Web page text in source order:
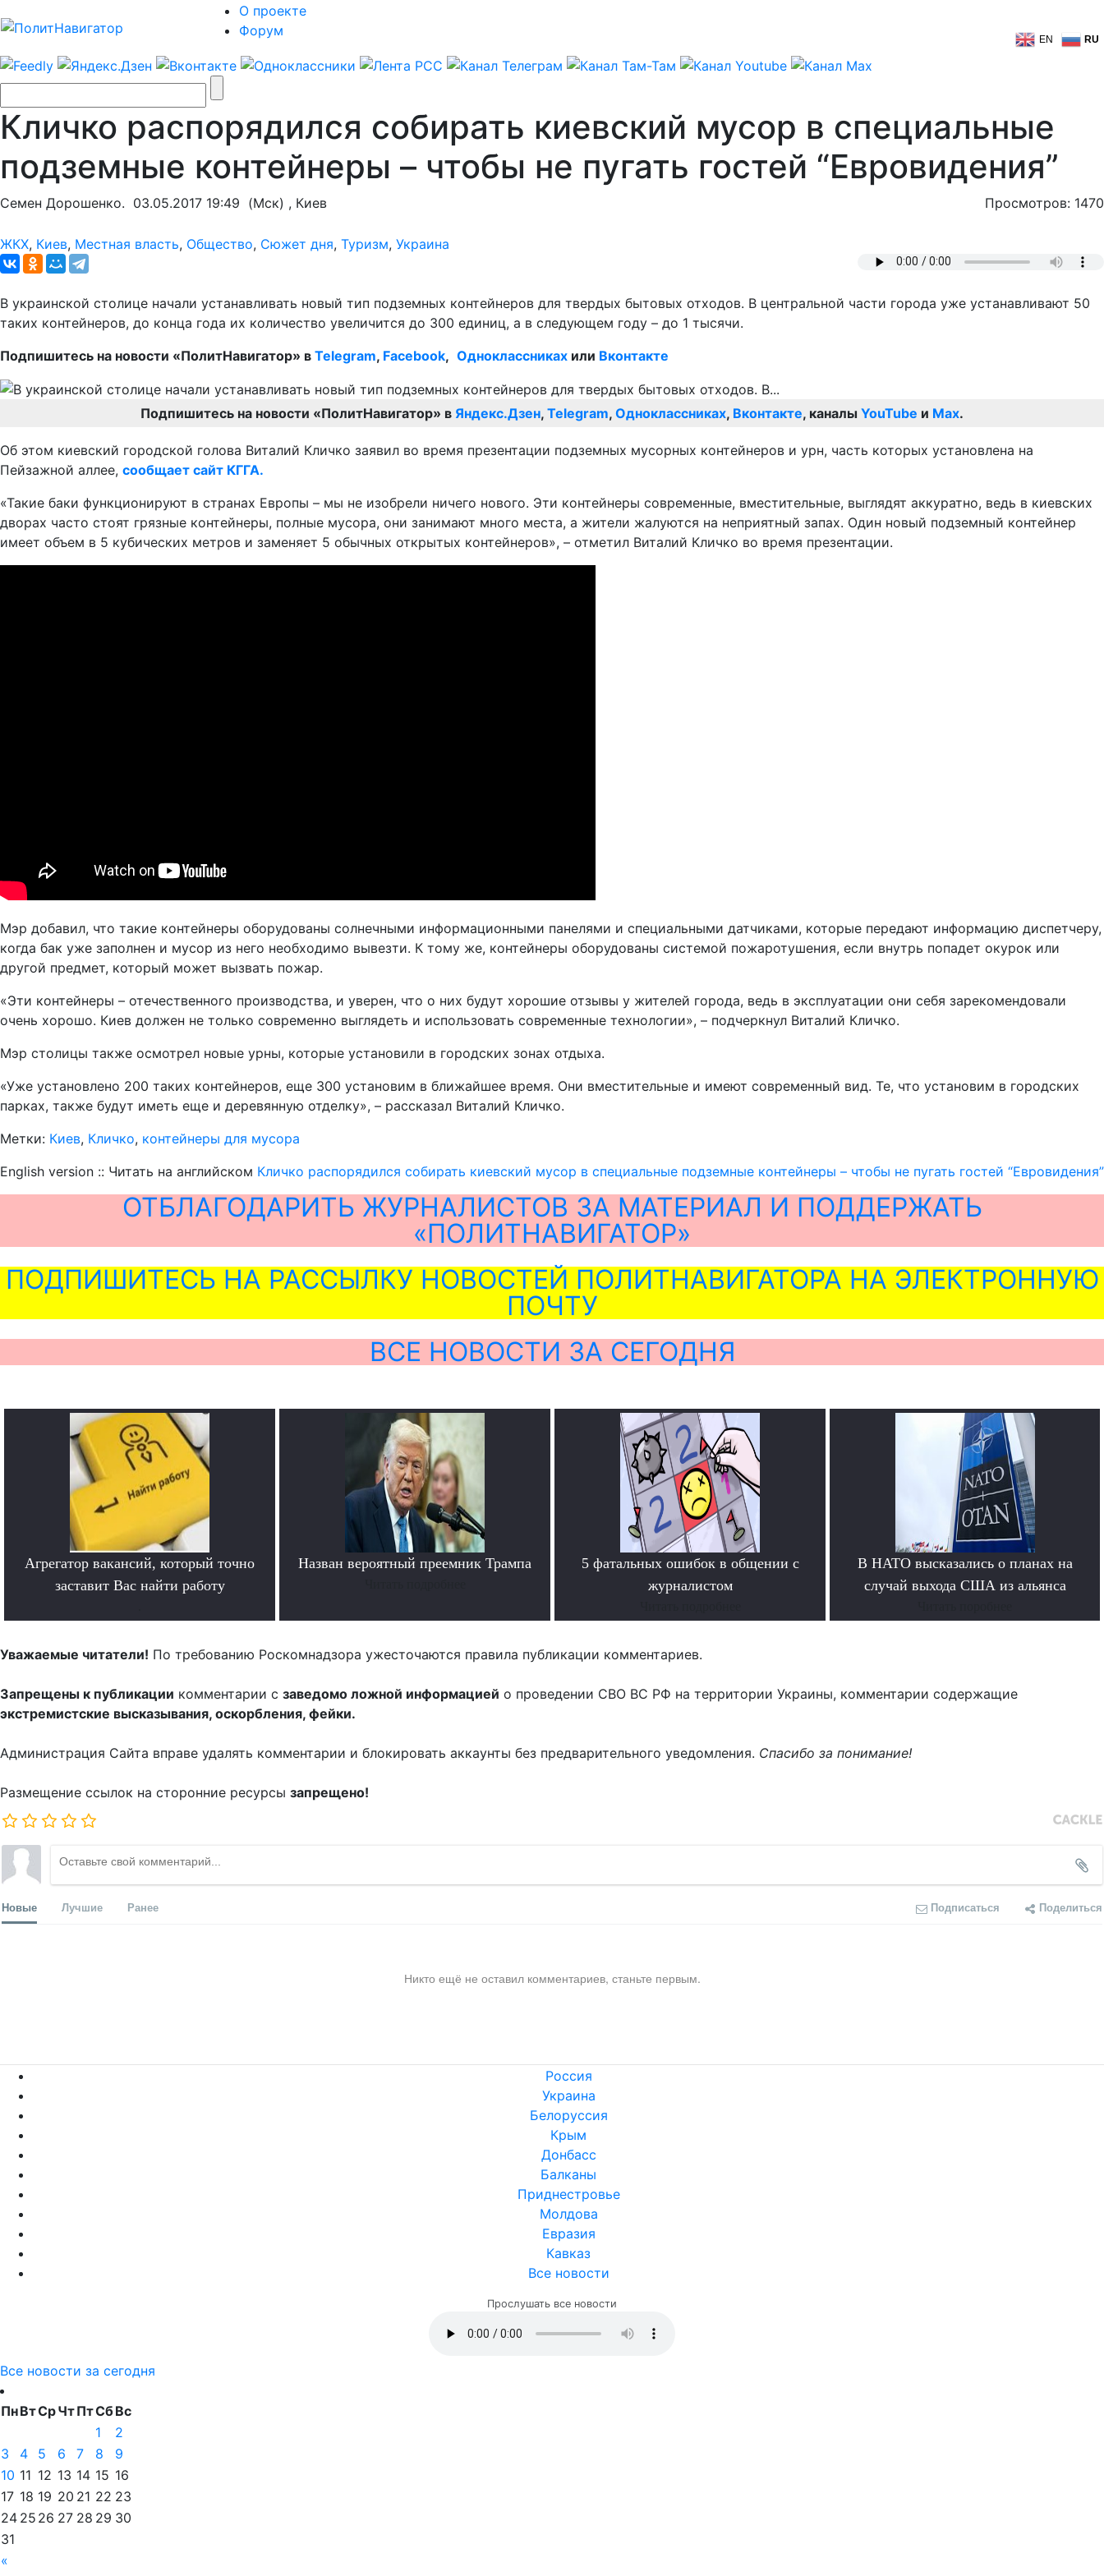
О проекте
Форум
EN RU
Кличко распорядился собирать киевский мусор в специальные
подземные контейнеры – чтобы не пугать гостей “Евровидения”
Семен Дорошенко. 03.05.2017 19:49 (Мск) , Киев Просмотров: 1470
ЖКХ, Киев, Местная власть, Общество, Сюжет дня, Туризм, Украина
В украинской столице начали устанавливать новый тип подземных контейнеров для твердых бытовых отходов. В центральной части города уже устанавливают 50
таких контейнеров, до конца года их количество увеличится до 300 единиц, а в следующем году – до 1 тысячи.
Подпишитесь на новости «ПолитНавигатор» в Telegram, Facebook, Одноклассниках или Вконтакте
Подпишитесь на новости «ПолитНавигатор» в Яндекс.Дзен, Telegram, Одноклассниках, Вконтакте, каналы YouTube и Max.
Об этом киевский городской голова Виталий Кличко заявил во время презентации подземных мусорных контейнеров и урн, часть которых установлена на
Пейзажной аллее, сообщает сайт КГГА.
«Такие баки функционируют в странах Европы – мы не изобрели ничего нового. Эти контейнеры современные, вместительные, выглядят аккуратно, ведь в киевских
дворах часто стоят грязные контейнеры, полные мусора, они занимают много места, а жители жалуются на неприятный запах. Один новый подземный контейнер
имеет объем в 5 кубических метров и заменяет 5 обычных открытых контейнеров», – отметил Виталий Кличко во время презентации.
Мэр добавил, что такие контейнеры оборудованы солнечными информационными панелями и специальными датчиками, которые передают информацию диспетчеру,
когда бак уже заполнен и мусор из него необходимо вывезти. К тому же, контейнеры оборудованы системой пожаротушения, если внутрь попадет окурок или
другой предмет, который может вызвать пожар.
«Эти контейнеры – отечественного производства, и уверен, что о них будут хорошие отзывы у жителей города, ведь в эксплуатации они себя зарекомендовали
очень хорошо. Киев должен не только современно выглядеть и использовать современные технологии», – подчеркнул Виталий Кличко.
Мэр столицы также осмотрел новые урны, которые установили в городских зонах отдыха.
«Уже установлено 200 таких контейнеров, еще 300 установим в ближайшее время. Они вместительные и имеют современный вид. Те, что установим в городских
парках, также будут иметь еще и деревянную отделку», – рассказал Виталий Кличко.
Метки: Киев, Кличко, контейнеры для мусора
English version :: Читать на английском Кличко распорядился собирать киевский мусор в специальные подземные контейнеры – чтобы не пугать гостей “Евровидения”
ОТБЛАГОДАРИТЬ ЖУРНАЛИСТОВ ЗА МАТЕРИАЛ И ПОДДЕРЖАТЬ
«ПОЛИТНАВИГАТОР»
ПОДПИШИТЕСЬ НА РАССЫЛКУ НОВОСТЕЙ ПОЛИТНАВИГАТОРА НА ЭЛЕКТРОННУЮ
ПОЧТУ
ВСЕ НОВОСТИ ЗА СЕГОДНЯ
Агрегатор вакансий, который точно
заставит Вас найти работу
Назван вероятный преемник Трампа
5 фатальных ошибок в общении с
журналистом
В НАТО высказались о планах на
случай выхода США из альянса
Уважаемые читатели! По требованию Роскомнадзора ужесточаются правила публикации комментариев.
Запрещены к публикации комментарии с заведомо ложной информацией о проведении СВО ВС РФ на территории Украины, комментарии содержащие
экстремистские высказывания, оскорбления, фейки.
Администрация Сайта вправе удалять комментарии и блокировать аккаунты без предварительного уведомления. Спасибо за понимание!
Размещение ссылок на сторонние ресурсы запрещено!
Новые Лучшие Ранее Подписаться Поделиться
Никто ещё не оставил комментариев, станьте первым.
Россия
Украина
Белоруссия
Крым
Донбасс
Балканы
Приднестровье
Молдова
Евразия
Кавказ
Все новости
Прослушать все новости
Все новости за сегодня
ПнВтСрЧтПтСбВс
«
1
2
3
4 5 6 7 8
9
10 11 12 13 14 15 16
17 18 19 20 21 22 23
24 25 26 27 28 29 30
31